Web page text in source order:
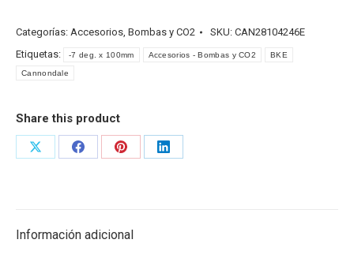
Categorías: Accesorios, Bombas y CO2 SKU: CAN28104246E
Etiquetas:
-7 deg. x 100mm Accesorios - Bombas y CO2 BKE
Cannondale
Share this product
Share
Share
Share
Share
Información adicional